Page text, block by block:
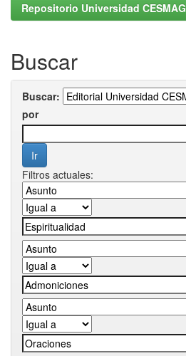
Repositorio Universidad CESMAG
Buscar
Buscar:
por
Filtros actuales: